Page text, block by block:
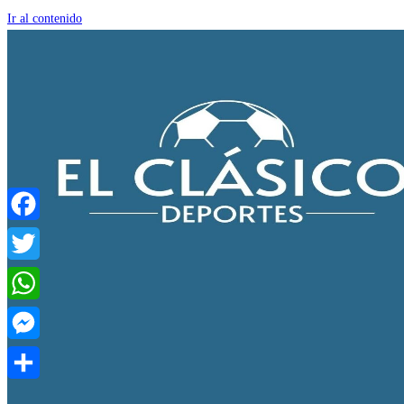
Ir al contenido
Facebook
Twitter
WhatsApp
Messenger